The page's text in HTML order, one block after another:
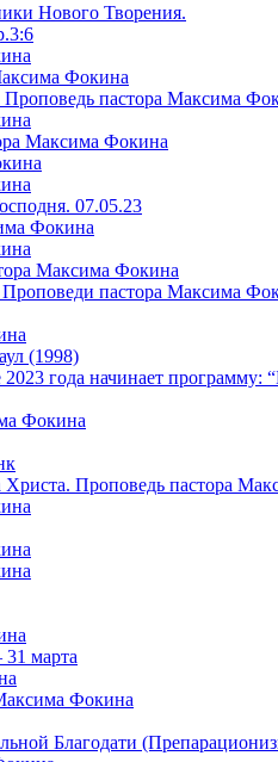
Нового Творения.
Фокина
пастора Максима
Максима Фокина
07.05.23
Фокина
Максима Фокина
Проповеди пастора Максима
(1998)
2023 года начинает
Фокина
Христа. Проповедь пастора
марта
Фокина
Благодати